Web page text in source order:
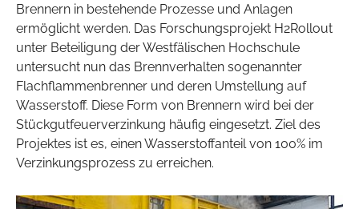
Brennern in bestehende Prozesse und Anlagen
ermöglicht werden. Das Forschungsprojekt H2Rollout
unter Beteiligung der Westfälischen Hochschule
untersucht nun das Brennverhalten sogenannter
Flachflammenbrenner und deren Umstellung auf
Wasserstoff. Diese Form von Brennern wird bei der
Stückgutfeuerverzinkung häufig eingesetzt. Ziel des
Projektes ist es, einen Wasserstoffanteil von 100% im
Verzinkungsprozess zu erreichen.